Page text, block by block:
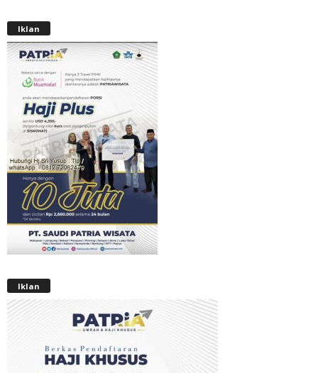
Iklan
Iklan